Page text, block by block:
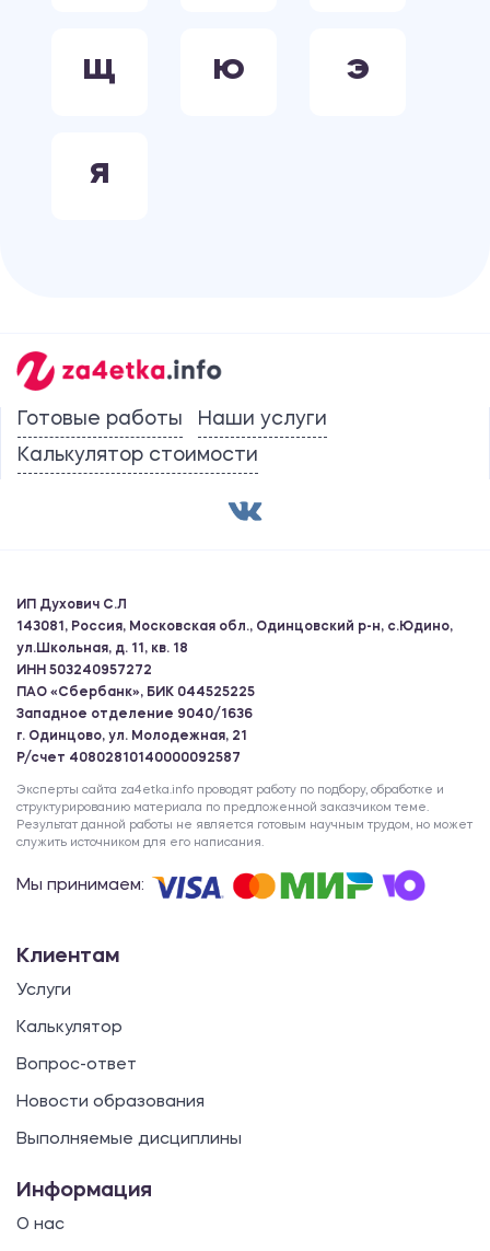
Щ Ю Э
Я
Готовые работы
Наши услуги
Калькулятор стоимости
ИП Духович С.Л
143081, Россия, Московская обл., Одинцовский р-н, с.Юдино,
ул.Школьная, д. 11, кв. 18
ИНН 503240957272
ПАО «Сбербанк», БИК 044525225
Западное отделение 9040/1636
г. Одинцово, ул. Молодежная, 21
Р/счет 40802810140000092587
Эксперты сайта za4etka.info проводят работу по подбору, обработке и
структурированию материала по предложенной заказчиком теме.
Результат данной работы не является готовым научным трудом, но может
служить источником для его написания.
Мы принимаем:
Клиентам
Услуги
Калькулятор
Вопрос-ответ
Новости образования
Выполняемые дисциплины
Информация
О нас